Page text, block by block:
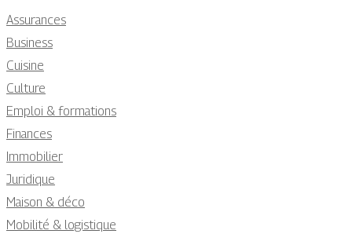
Assurances
Business
Cuisine
Culture
Emploi & formations
Finances
Immobilier
Juridique
Maison & déco
Mobilité & logistique